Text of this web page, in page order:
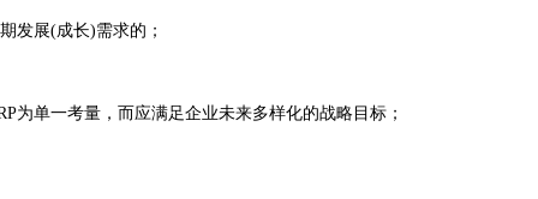
发展(成长)需求的；
单一考量，而应满足企业未来多样化的战略目标；